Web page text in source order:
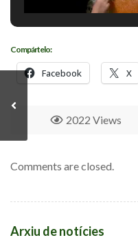
Compártelo:
Facebook X
2022 Views
Comments are closed.
Arxiu de notícies